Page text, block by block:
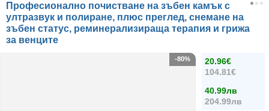
Професионално почистване на зъбен камък с
ултразвук и полиране, плюс преглед, снемане на
зъбен статус, реминерализираща терапия и грижа
за венците
20.96€
104.81€
40.99лв
204.99лв
-80%